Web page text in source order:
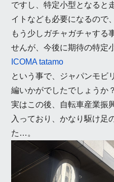
ですし、特定小型となると
イトなども必要になるので、
もう少しガチャガチャする
せんが、今後に期待の特定
ICOMA tatamo
という事で、ジャパンモビ
編いかがでしたでしょうか？
実はこの後、自転車産業振
入っており、かなり駆け足
た…。